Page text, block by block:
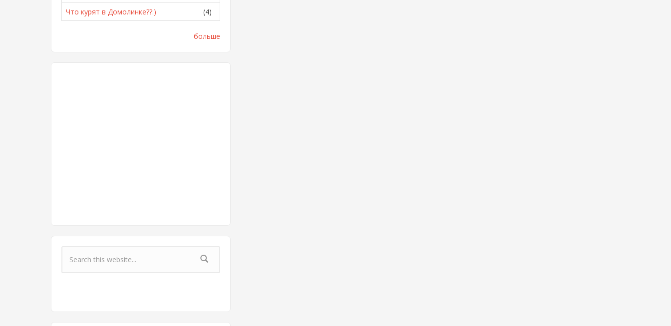
Что курят в Домолинке??:) (4)
больше
Форма поиска